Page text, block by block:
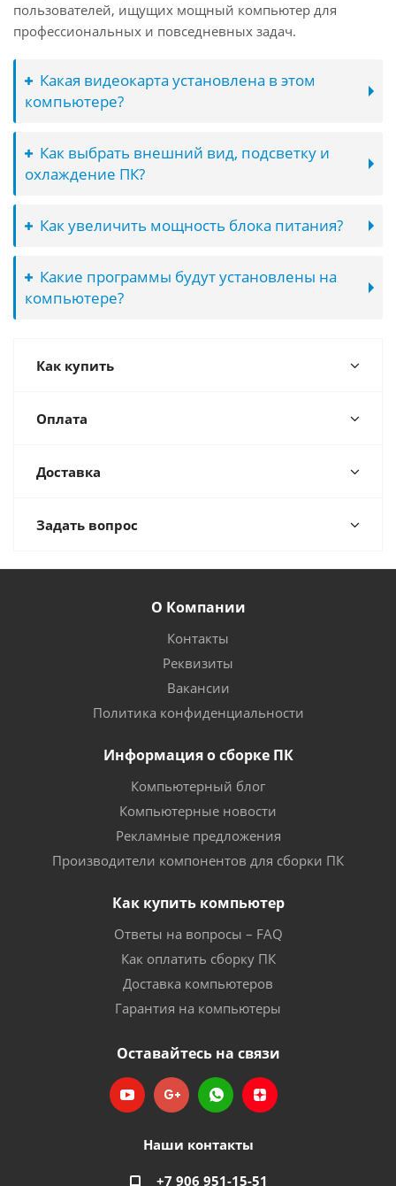
пользователей, ищущих мощный компьютер для
профессиональных и повседневных задач.
Какая видеокарта установлена в этом
компьютере?
Как выбрать внешний вид, подсветку и
охлаждение ПК?
Как увеличить мощность блока питания?
Какие программы будут установлены на
компьютере?
Как купить
Оплата
Доставка
Задать вопрос
О Компании
Контакты
Реквизиты
Вакансии
Политика конфиденциальности
Информация о сборке ПК
Компьютерный блог
Компьютерные новости
Рекламные предложения
Производители компонентов для сборки ПК
Как купить компьютер
Ответы на вопросы – FAQ
Как оплатить сборку ПК
Доставка компьютеров
Гарантия на компьютеры
Оставайтесь на связи
Наши контакты
+7 906 951-15-51